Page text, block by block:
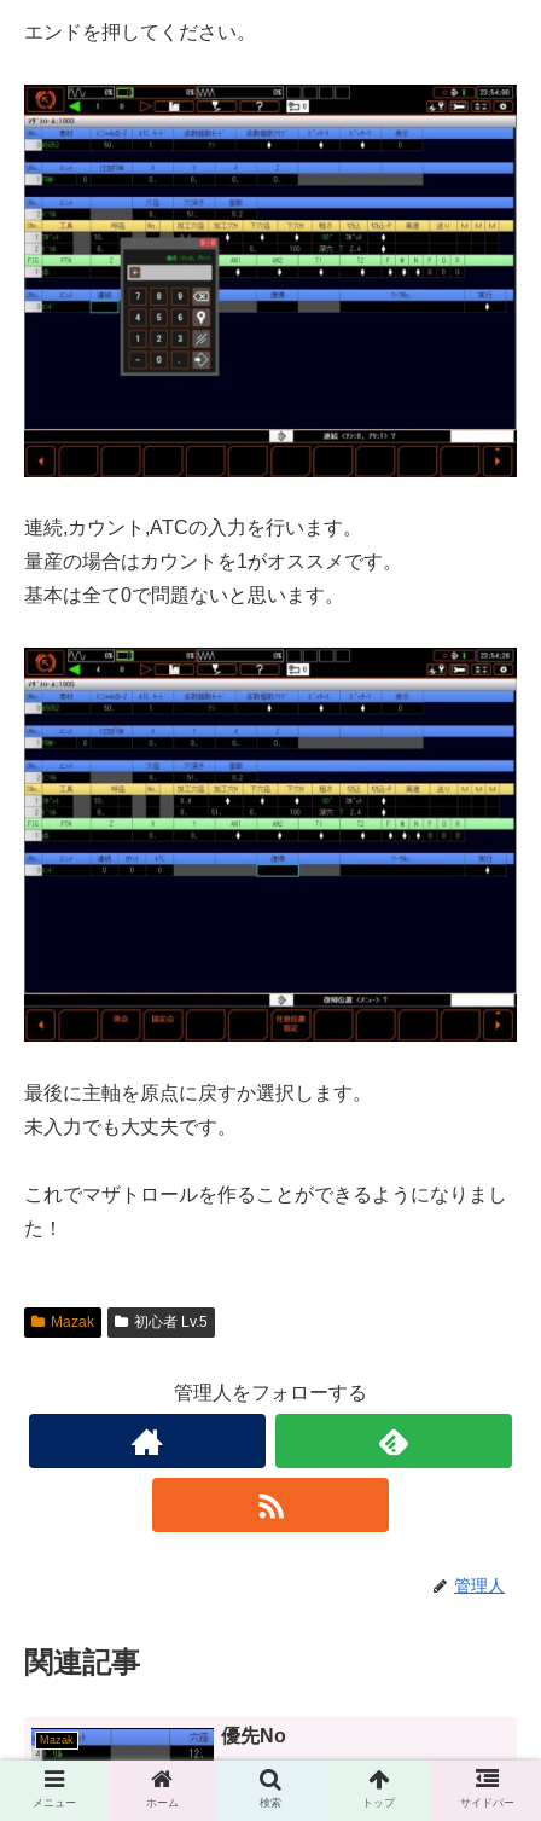
エンドを押してください。
連続,カウント,ATCの入力を行います。
量産の場合はカウントを1がオススメです。
基本は全て0で問題ないと思います。
最後に主軸を原点に戻すか選択します。
未入力でも大丈夫です。
これでマザトロールを作ることができるようになりまし
た！
Mazak 初心者 Lv.5
管理人をフォローする
管理人
関連記事
Mazak 優先No
メニュー ホーム 検索 トップ サイドバー